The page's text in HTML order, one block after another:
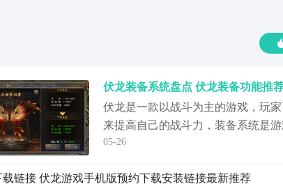
伏龙装备系统盘点 伏龙装备功能推
伏龙是一款以战斗为主的游戏，玩
来提高自己的战斗力，装备系统是
一，下面就由小编为大家详细介绍一
伏龙装备系统介绍的相关信息，希
05-26
载链接 伏龙游戏手机版预约下载安装链接最新推荐